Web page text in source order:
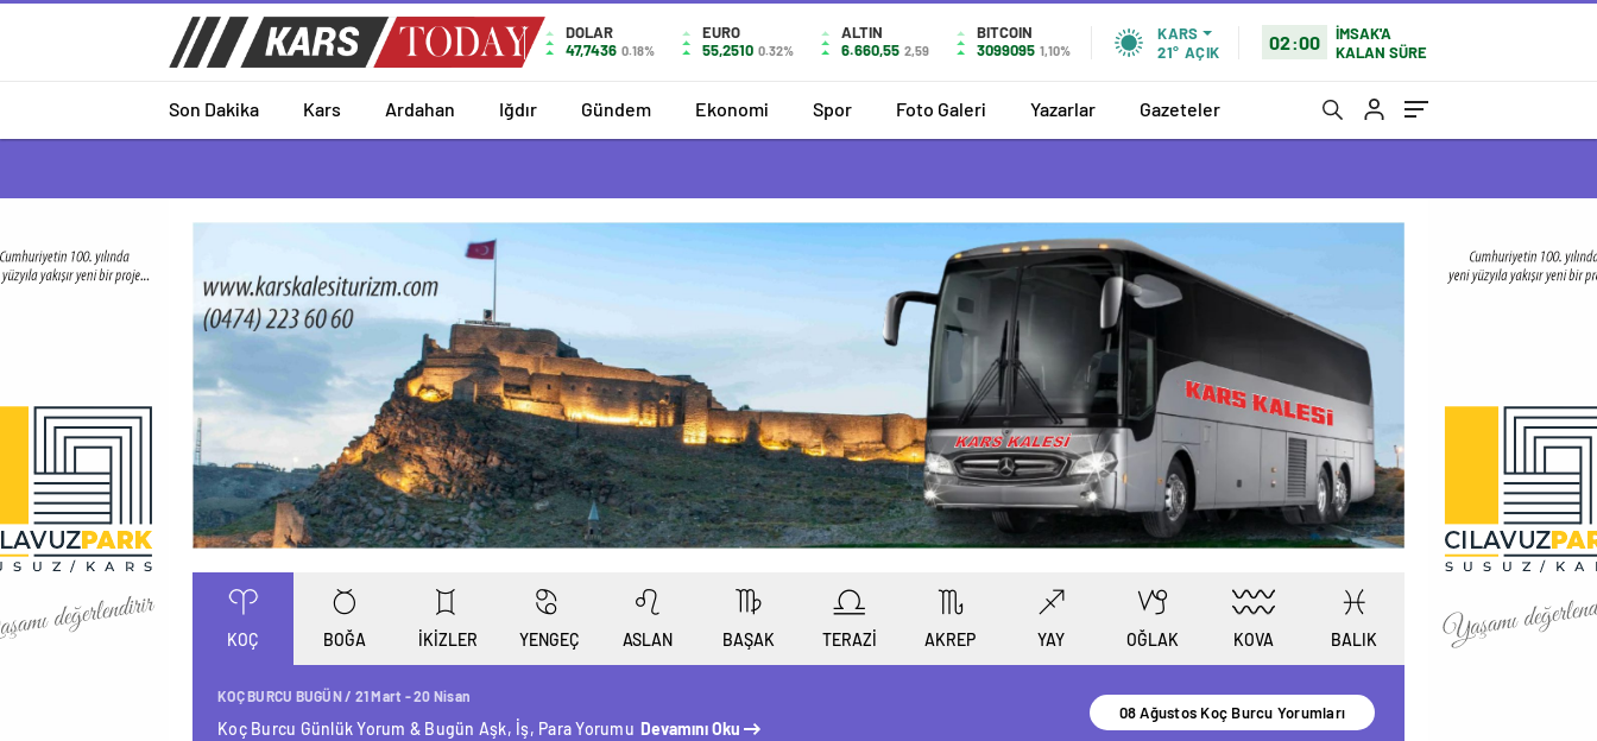
DOLAR
47,7436 0.18%
EURO
55,2510 0.32%
ALTIN
6.660,55 2,59
BITCOIN
3099095 1,10%
KARS
21° AÇIK 02:00
İMSAK'A
KALAN SÜRE
Son Dakika Kars Ardahan Iğdır Gündem Ekonomi Spor Foto Galeri Yazarlar Gazeteler
KOÇ BOĞA İKİZLER YENGEÇ ASLAN BAŞAK TERAZİ AKREP YAY OĞLAK KOVA BALIK
KOÇ BURCU BUGÜN / 21 Mart - 20 Nisan
Koç Burcu Günlük Yorum & Bugün Aşk, İş, Para Yorumu Devamını Oku
08 Ağustos Koç Burcu Yorumları